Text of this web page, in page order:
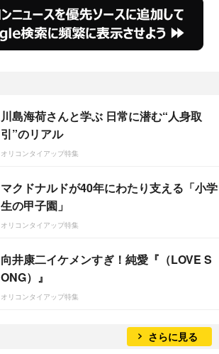
川島海荷さんと学ぶ 日常に潜む“人身取
引”のリアル
オリコンタイアップ特集
マクドナルドが40年にわたり支える「小学
生の甲子園」
オリコンタイアップ特集
向井康二イケメンすぎ！純愛『（LOVE S
ONG）』
オリコンタイアップ特集
さらに見る